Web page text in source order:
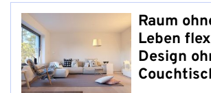
Raum
Leben
Design